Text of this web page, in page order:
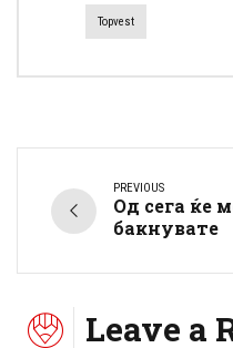
Topvest
PREVIOUS
Од сега ќе
бакнувате
Leave a